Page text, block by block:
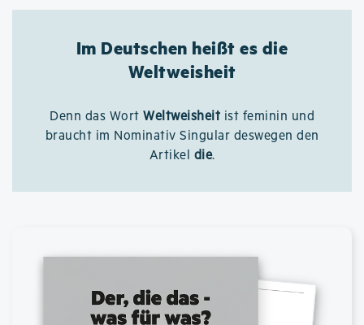
Im Deutschen heißt es die
Weltweisheit
Denn das Wort Weltweisheit ist feminin und
braucht im Nominativ Singular deswegen den
Artikel die.